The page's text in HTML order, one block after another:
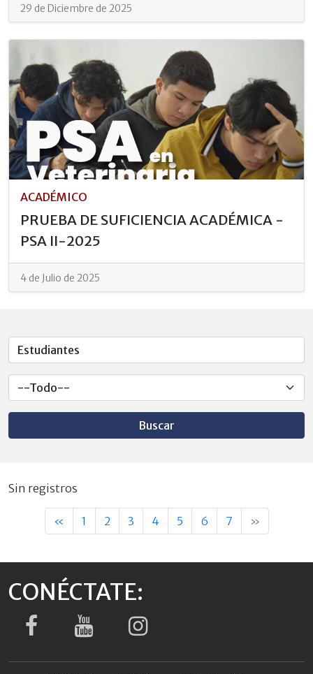
29 de Diciembre de 2025
ACADÉMICO
PRUEBA DE SUFICIENCIA ACADÉMICA -
PSA II-2025
4 de Julio de 2025
Buscar
Sin registros
« 1 2 3 4 5 6 7 »
CONÉCTATE: